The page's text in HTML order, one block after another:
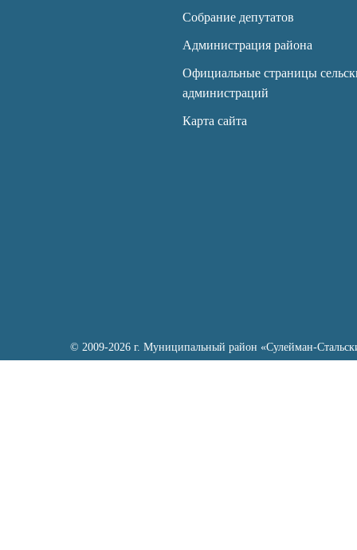
Собрание депутатов
Администрация района
Официальные страницы
администраций
Карта сайта
© 2009-2026 г. Муниципальный район «Сулейман-